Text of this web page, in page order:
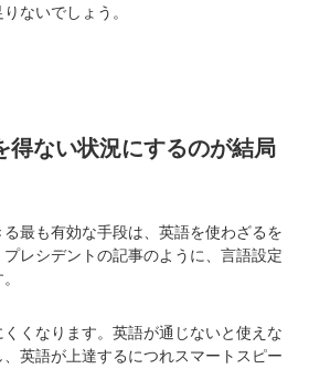
ないでしょう。
得ない状況にするのが結局
最も有効な手段は、英語を使わざるを
レシデントの記事のように、言語設定
くなります。英語が通じないと使えな
英語が上達するにつれスマートスピー